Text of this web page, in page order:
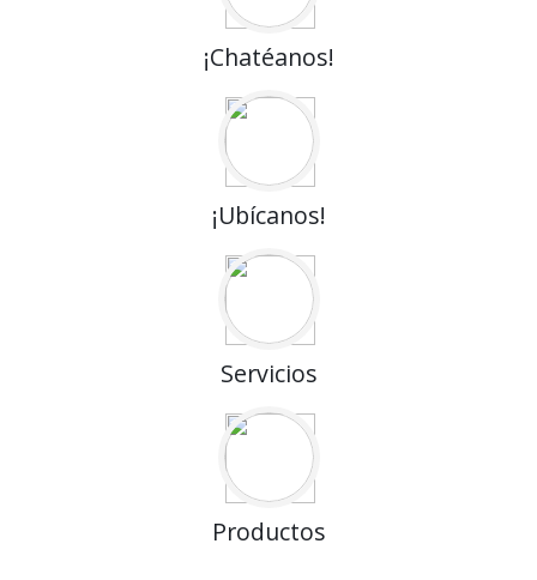
¡Chatéanos!
¡Ubícanos!
Servicios
Productos